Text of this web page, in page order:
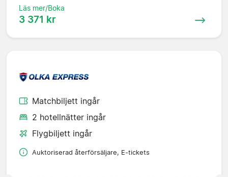
Läs mer/Boka
3 371 kr
Matchbiljett ingår
2 hotellnätter ingår
Flygbiljett ingår
Auktoriserad återförsäljare, E-tickets